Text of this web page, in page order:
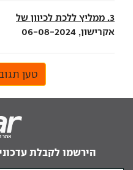
3. ממליץ ללכת לכיוון של
אקרישון, 06-08-2024
טען
הירשמו לקבלת